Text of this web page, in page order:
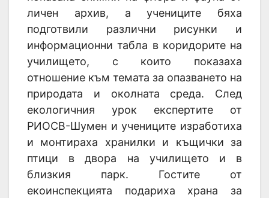
личен архив, а учениците бяха
подготвили различни рисунки и
информационни табла в коридорите на
училището, с които показаха
отношение към темата за опазването на
природата и околната среда. След
екологичния урок експертите от
РИОСВ-Шумен и учениците изработиха
и монтираха хранилки и къщички за
птици в двора на училището и в
близкия парк. Гостите от
екоинспекцията подариха храна за